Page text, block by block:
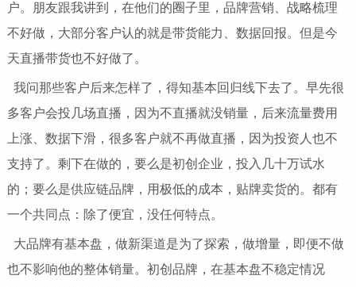
户。朋友跟我讲到，在他们的圈子里，品牌营销、战略梳理
不好做，大部分客户认的就是带货能力、数据回报。但是今
天直播带货也不好做了。
我问那些客户后来怎样了，得知基本回归线下去了。早先很
多客户会投几场直播，因为不直播就没销量，后来流量费用
上涨、数据下滑，很多客户就不再做直播，因为投资人也不
支持了。剩下在做的，要么是初创企业，投入几十万试水
的；要么是供应链品牌，用极低的成本，贴牌卖货的。都有
一个共同点：除了便宜，没任何特点。
大品牌有基本盘，做新渠道是为了探索，做增量，即便不做
也不影响他的整体销量。初创品牌，在基本盘不稳定情况